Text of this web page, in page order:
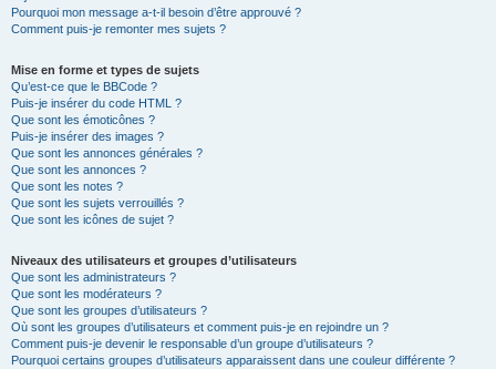
Pourquoi mon message a-t-il besoin d’être approuvé ?
Comment puis-je remonter mes sujets ?
Mise en forme et types de sujets
Qu’est-ce que le BBCode ?
Puis-je insérer du code HTML ?
Que sont les émoticônes ?
Puis-je insérer des images ?
Que sont les annonces générales ?
Que sont les annonces ?
Que sont les notes ?
Que sont les sujets verrouillés ?
Que sont les icônes de sujet ?
Niveaux des utilisateurs et groupes d’utilisateurs
Que sont les administrateurs ?
Que sont les modérateurs ?
Que sont les groupes d’utilisateurs ?
Où sont les groupes d’utilisateurs et comment puis-je en rejoindre un ?
Comment puis-je devenir le responsable d’un groupe d’utilisateurs ?
Pourquoi certains groupes d’utilisateurs apparaissent dans une couleur différente ?